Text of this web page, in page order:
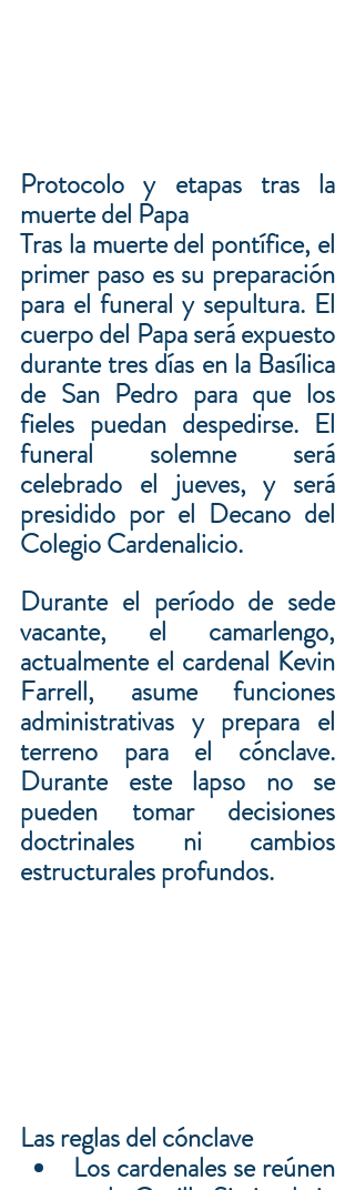
Protocolo y etapas tras la
muerte del Papa
Tras la muerte del pontífice, el
primer paso es su preparación
para el funeral y sepultura. El
cuerpo del Papa será expuesto
durante tres días en la Basílica
de San Pedro para que los
fieles puedan despedirse. El
funeral solemne será
celebrado el jueves, y será
presidido por el Decano del
Colegio Cardenalicio.
Durante el período de sede
vacante, el camarlengo,
actualmente el cardenal Kevin
Farrell, asume funciones
administrativas y prepara el
terreno para el cónclave.
Durante este lapso no se
pueden tomar decisiones
doctrinales ni cambios
estructurales profundos.
Las reglas del cónclave
Los cardenales se reúnen